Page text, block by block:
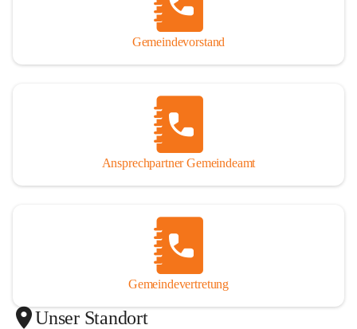
Gemeindevorstand
Ansprechpartner Gemeindeamt
Gemeindevertretung
Unser Standort